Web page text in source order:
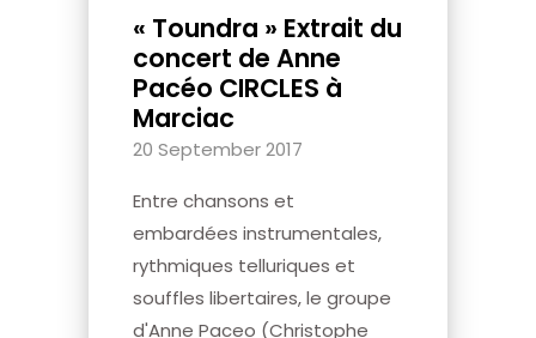
« Toundra » Extrait du
concert de Anne
Pacéo CIRCLES à
Marciac
20 September 2017
Entre chansons et
embardées instrumentales,
rythmiques telluriques et
souffles libertaires, le groupe
d'Anne Paceo (Christophe